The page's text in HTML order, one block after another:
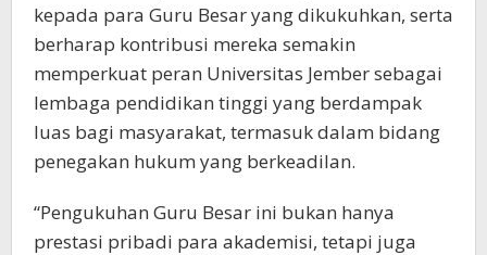
kepada para Guru Besar yang dikukuhkan, serta
berharap kontribusi mereka semakin
memperkuat peran Universitas Jember sebagai
lembaga pendidikan tinggi yang berdampak
luas bagi masyarakat, termasuk dalam bidang
penegakan hukum yang berkeadilan.
“Pengukuhan Guru Besar ini bukan hanya
prestasi pribadi para akademisi, tetapi juga